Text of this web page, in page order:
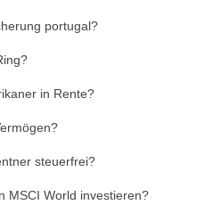
portugal?
in Rente?
steuerfrei?
MSCI World investieren?